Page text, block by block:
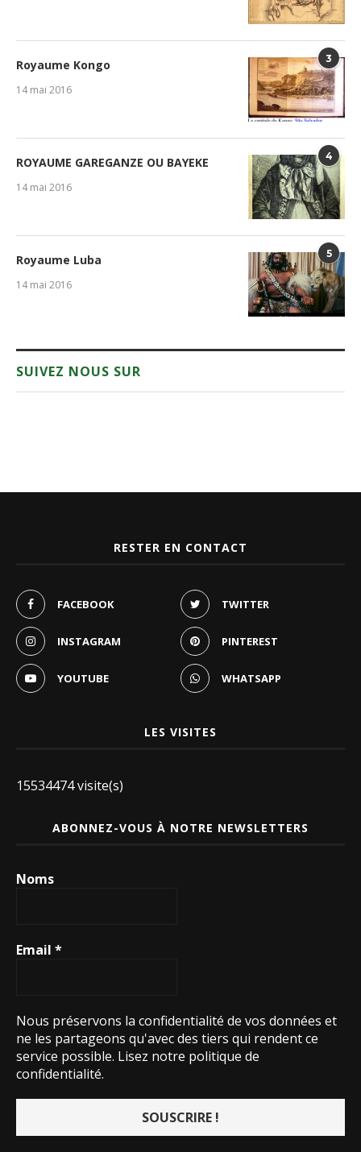
3
Royaume Kongo
14 mai 2016
4
ROYAUME GAREGANZE OU BAYEKE
14 mai 2016
5
Royaume Luba
14 mai 2016
SUIVEZ NOUS SUR
RESTER EN CONTACT
FACEBOOK TWITTER
INSTAGRAM PINTEREST
YOUTUBE WHATSAPP
LES VISITES
15534474 visite(s)
ABONNEZ-VOUS À NOTRE NEWSLETTERS
Noms
Email *
Nous préservons la confidentialité de vos données et
ne les partageons qu'avec des tiers qui rendent ce
service possible. Lisez notre politique de
confidentialité.